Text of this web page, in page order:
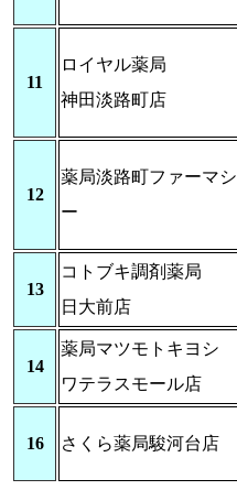
11
ロイヤル薬局
神田淡路町店
12
薬局淡路町ファーマシ
ー
13
コトブキ調剤薬局
日大前店
14
薬局マツモトキヨシ
ワテラスモール店
16 さくら薬局駿河台店